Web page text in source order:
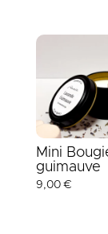
Mini
guimauve
9,00€